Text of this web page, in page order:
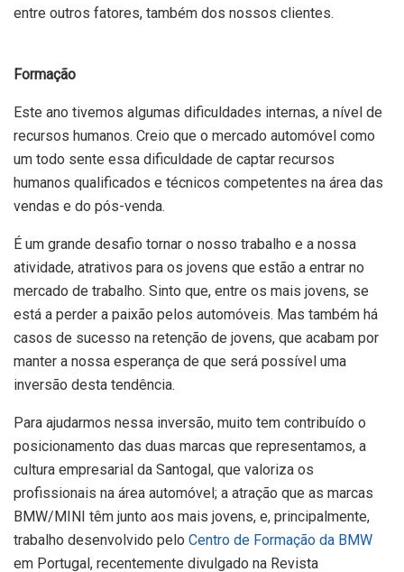
entre outros fatores, também dos nossos clientes.
Formação
Este ano tivemos algumas dificuldades internas, a nível de
recursos humanos. Creio que o mercado automóvel como
um todo sente essa dificuldade de captar recursos
humanos qualificados e técnicos competentes na área das
vendas e do pós-venda.
É um grande desafio tornar o nosso trabalho e a nossa
atividade, atrativos para os jovens que estão a entrar no
mercado de trabalho. Sinto que, entre os mais jovens, se
está a perder a paixão pelos automóveis. Mas também há
casos de sucesso na retenção de jovens, que acabam por
manter a nossa esperança de que será possível uma
inversão desta tendência.
Para ajudarmos nessa inversão, muito tem contribuído o
posicionamento das duas marcas que representamos, a
cultura empresarial da Santogal, que valoriza os
profissionais na área automóvel; a atração que as marcas
BMW/MINI têm junto aos mais jovens, e, principalmente,
trabalho desenvolvido pelo Centro de Formação da BMW
em Portugal, recentemente divulgado na Revista